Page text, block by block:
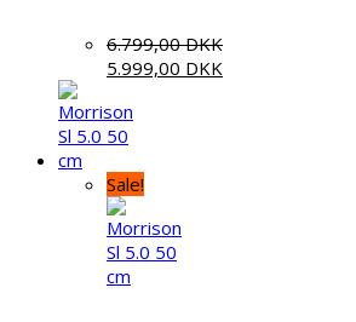
6.799,00DKK
5.999,00 DKK
Sale!